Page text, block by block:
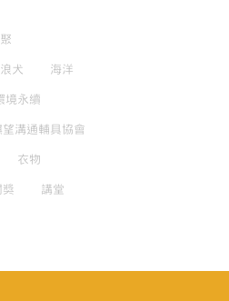
犬 海洋
境永續
望溝通輔具協會
衣物
獎 講堂